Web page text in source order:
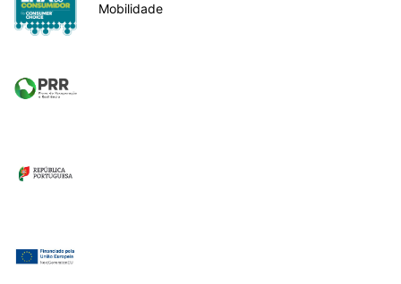
Mobilidade